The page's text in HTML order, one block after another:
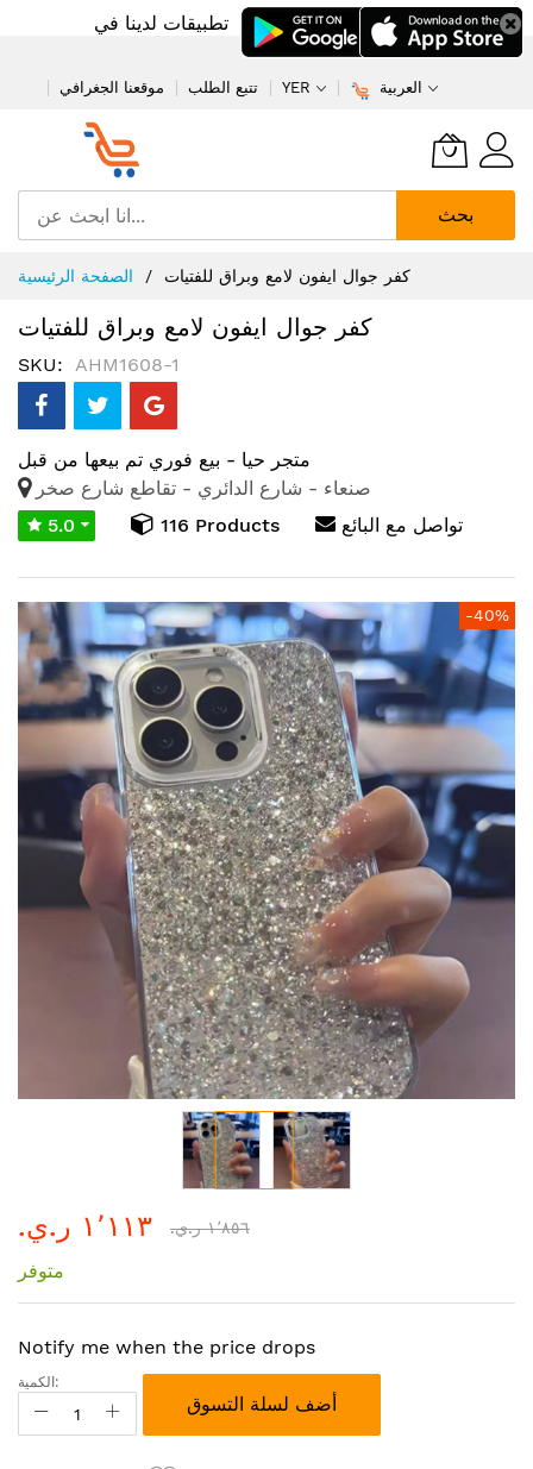
تطبيقات لدينا في
موقعنا الجغرافي تتبع الطلب YER العربية
بحث
إلى
المحتوى
الصفحة الرئيسية كفر جوال ايفون لامع وبراق للفتيات
كفر جوال ايفون لامع وبراق للفتيات
SKU AHM1608-1
تم بيعها من قبل متجر حيا - بيع فوري
صنعاء - شارع الدائري - تقاطع شارع صخر
5.0
116 Products تواصل مع البائع
انتقل
إلى
النهاية
معرض
الصور
إلى
معرض
الصور
-40%
١٬١١٣ ر.ي.‏ ١٬٨٥٦ ر.ي.‏
متوفر
Notify me when the price drops
الكمية:
أضف لسلة التسوق